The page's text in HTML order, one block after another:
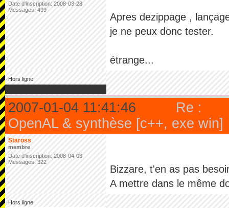
Date d'inscription: 2008-03-28
Messages: 499
Apres dezippage ,
je ne peux donc tester.
étrange...
Hors ligne
2007-01-04 11:41:46
Re :
OpenAL & synthèse [c++, exe win]
Staross
membre
Date d'inscription: 2008-04-03
Messages: 322
Bizzare, t'en as pas
A mettre dans le même
Hors ligne